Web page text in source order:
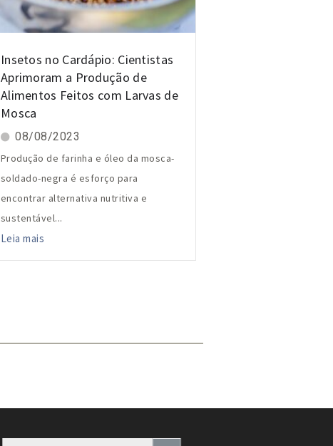
Insetos no Cardápio: Cientistas
Aprimoram a Produção de
Alimentos Feitos com Larvas de
Mosca
08/08/2023
Produção de farinha e óleo da mosca-
soldado-negra é esforço para
encontrar alternativa nutritiva e
sustentável...
Leia mais